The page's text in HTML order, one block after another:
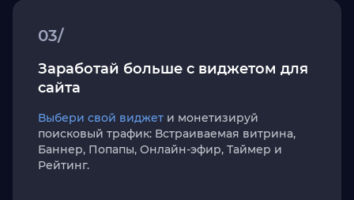
03/
Заработай больше с виджетом для
сайта
Выбери свой виджет и монетизируй
поисковый трафик: Встраиваемая витрина,
Баннер, Попапы, Онлайн-эфир, Таймер и
Рейтинг.